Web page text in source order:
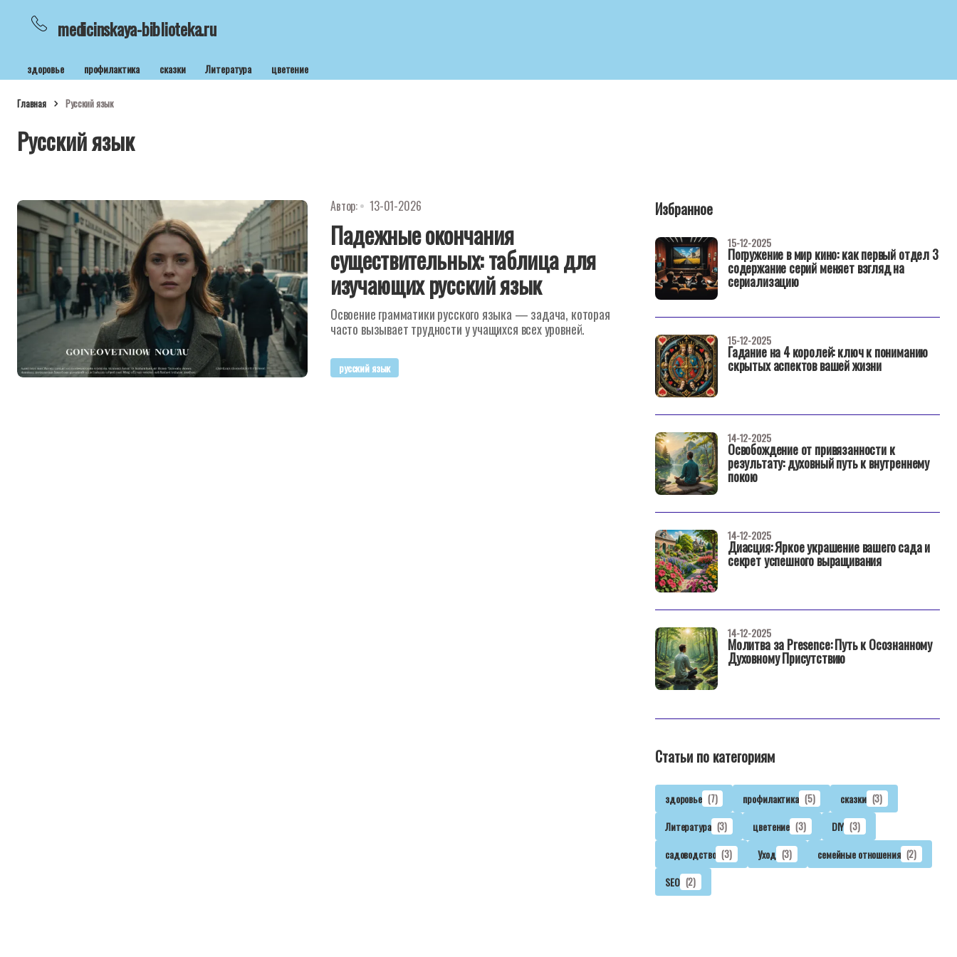
medicinskaya-biblioteka.ru
здоровье профилактика сказки Литература цветение
Главная Русский язык
Русский язык
Автор: 13-01-2026
Падежные окончания
существительных: таблица для
изучающих русский язык
Освоение грамматики русского языка — задача, которая
часто вызывает трудности у учащихся всех уровней.
русский язык
Избранное
Погружение в мир кино: как первый отдел 3
содержание серий меняет взгляд на
сериализацию
15-12-2025
Гадание на 4 королей: ключ к пониманию
скрытых аспектов вашей жизни
15-12-2025
Освобождение от привязанности к
результату: духовный путь к внутреннему
покою
14-12-2025
Диасция: Яркое украшение вашего сада и
секрет успешного выращивания
14-12-2025
Молитва за Presence: Путь к Осознанному
Духовному Присутствию
14-12-2025
Статьи по категориям
здоровье (7) профилактика (5) сказки (3)
Литература (3) цветение (3) DIY (3)
садоводство (3) Уход (3) семейные отношения (2)
SEO (2)